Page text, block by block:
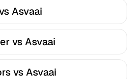
Asvaai
vs Asvaai
vs Asvaai